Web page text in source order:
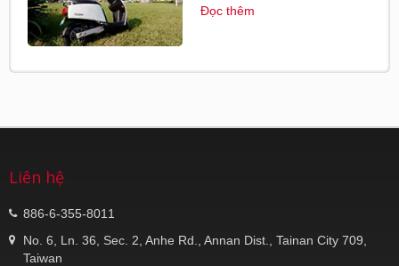
Đọc thêm
Liên hệ
886-6-355-8011
No. 6, Ln. 36, Sec. 2, Anhe Rd., Annan Dist., Tainan City 709,
Taiwan